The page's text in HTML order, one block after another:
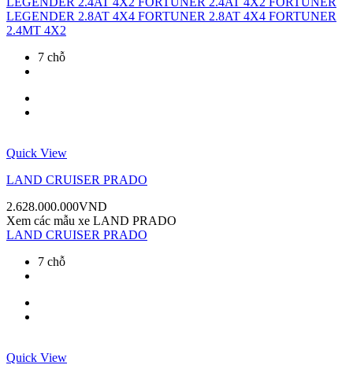
LEGENDER 2.8AT 4X4 FORTUNER 2.8AT 4X4 FORTUNER
2.4MT 4X2
7 chỗ
Quick View
LAND CRUISER PRADO
2.628.000.000VND
Xem các mẫu xe LAND PRADO
LAND CRUISER PRADO
7 chỗ
Quick View